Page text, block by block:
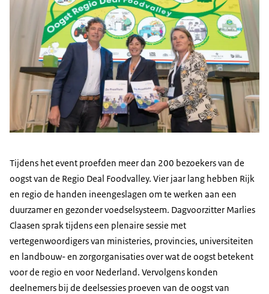
Tijdens het event proefden meer dan 200 bezoekers van de
oogst van de Regio Deal Foodvalley. Vier jaar lang hebben Rijk
en regio de handen ineengeslagen om te werken aan een
duurzamer en gezonder voedselsysteem. Dagvoorzitter Marlies
Claasen sprak tijdens een plenaire sessie met
vertegenwoordigers van ministeries, provincies, universiteiten
en landbouw- en zorgorganisaties over wat de oogst betekent
voor de regio en voor Nederland. Vervolgens konden
deelnemers bij de deelsessies proeven van de oogst van